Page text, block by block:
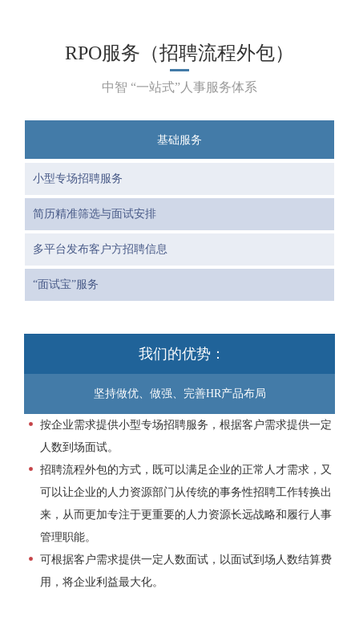
RPO服务（招聘流程外包）
中智 “一站式”人事服务体系
基础服务
小型专场招聘服务
简历精准筛选与面试安排
多平台发布客户方招聘信息
“面试宝”服务
我们的优势：
坚持做优、做强、完善HR产品布局
按企业需求提供小型专场招聘服务，根据客户需求提供一定
人数到场面试。
招聘流程外包的方式，既可以满足企业的正常人才需求，又
可以让企业的人力资源部门从传统的事务性招聘工作转换出
来，从而更加专注于更重要的人力资源长远战略和履行人事
管理职能。
可根据客户需求提供一定人数面试，以面试到场人数结算费
用，将企业利益最大化。